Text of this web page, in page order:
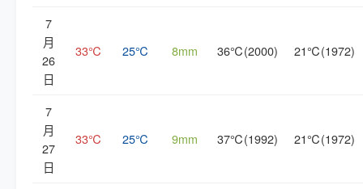
7
月
26
日
33℃ 25℃ 8mm 36℃(2000) 21℃(1972)
7
月
27
日
33℃ 25℃ 9mm 37℃(1992) 21℃(1972)